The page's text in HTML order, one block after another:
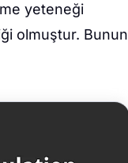
yeteneği
olmuştur. Bunun